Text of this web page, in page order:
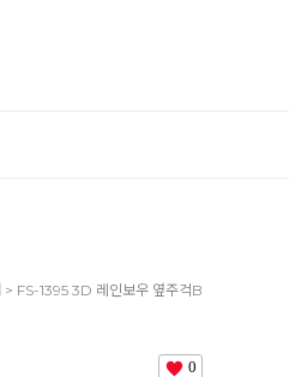
> FS-1395 3D 레인보우 옆주걱B
0